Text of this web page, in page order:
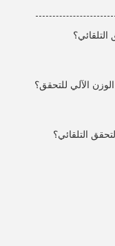
الآلي للتحقق؟
التلقائي؟